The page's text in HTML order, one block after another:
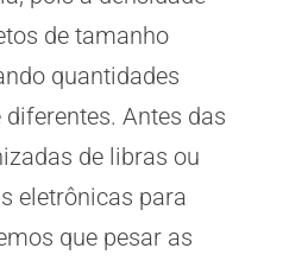
de tamanho
quantidades
Antes das
de libras ou
eletrônicas para
que pesar as